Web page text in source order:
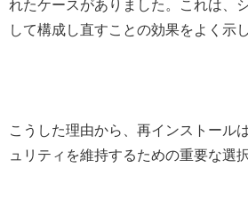
れたケースがありました。これは、
して構成し直すことの効果をよく示
こうした理由から、再インストール
ュリティを維持するための重要な選